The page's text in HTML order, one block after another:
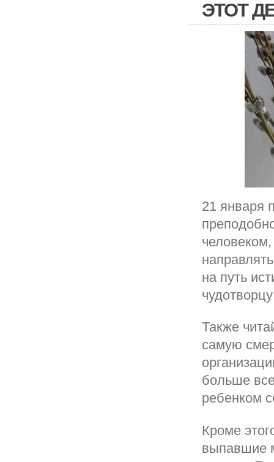
ЭТОТ
21 января
на путь
Также
самую
больше
ребенком
Кроме
выпавшие